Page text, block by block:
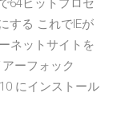
64ビットプロセ
する これでIEが
ネットサイトを
ーフォック
にインストール